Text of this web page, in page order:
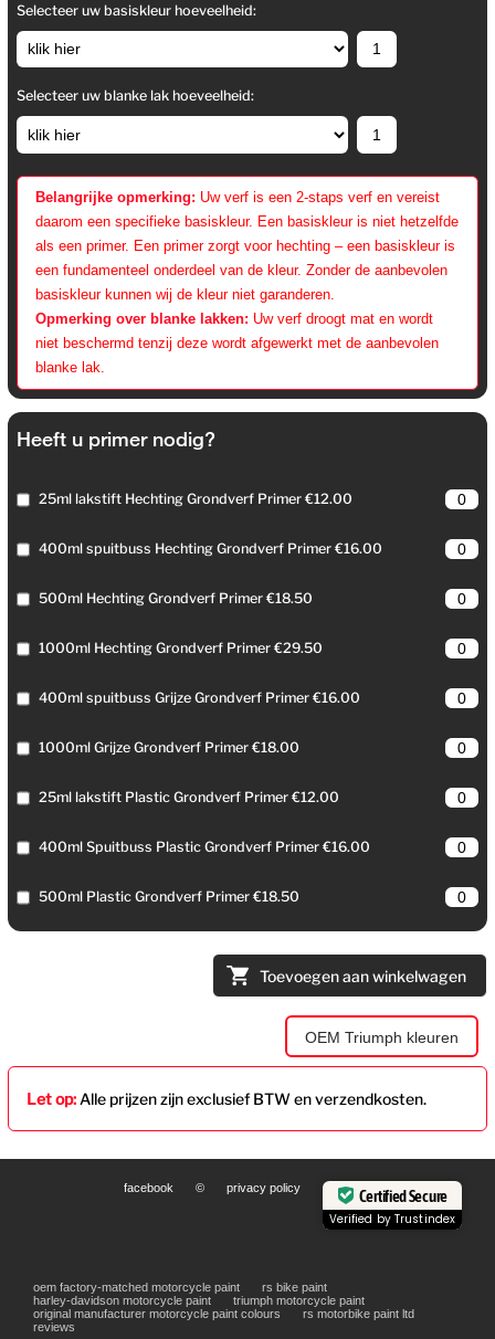
Selecteer uw basiskleur hoeveelheid:
Selecteer uw blanke lak hoeveelheid:
Belangrijke opmerking: Uw verf is een 2-staps verf en vereist
daarom een specifieke basiskleur. Een basiskleur is niet hetzelfde
als een primer. Een primer zorgt voor hechting – een basiskleur is
een fundamenteel onderdeel van de kleur. Zonder de aanbevolen
basiskleur kunnen wij de kleur niet garanderen.
Opmerking over blanke lakken: Uw verf droogt mat en wordt
niet beschermd tenzij deze wordt afgewerkt met de aanbevolen
blanke lak.
Heeft u primer nodig?
25ml lakstift Hechting Grondverf Primer €12.00
400ml spuitbuss Hechting Grondverf Primer €16.00
500ml Hechting Grondverf Primer €18.50
1000ml Hechting Grondverf Primer €29.50
400ml spuitbuss Grijze Grondverf Primer €16.00
1000ml Grijze Grondverf Primer €18.00
25ml lakstift Plastic Grondverf Primer €12.00
400ml Spuitbuss Plastic Grondverf Primer €16.00
500ml Plastic Grondverf Primer €18.50
Toevoegen aan winkelwagen
OEM Triumph kleuren
Let op: Alle prijzen zijn exclusief BTW en verzendkosten.
facebook © privacy policy Certified Secure
Verified by Trustindex
oem factory-matched motorcycle paint
rs bike paint
harley-davidson motorcycle paint
triumph motorcycle paint
original manufacturer motorcycle paint colours
rs motorbike paint ltd
reviews